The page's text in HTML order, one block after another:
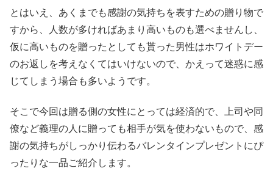
とはいえ、あくまでも感謝の気持ちを表すための贈り物で
すから、人数が多ければあまり高いものも選べませんし、
仮に高いものを贈ったとしても貰った男性はホワイトデー
のお返しを考えなくてはいけないので、かえって迷惑に感
じてしまう場合も多いようです。
そこで今回は贈る側の女性にとっては経済的で、上司や同
僚など義理の人に贈っても相手が気を使わないもので、感
謝の気持ちがしっかり伝わるバレンタインプレゼントにぴ
ったりな一品ご紹介します。